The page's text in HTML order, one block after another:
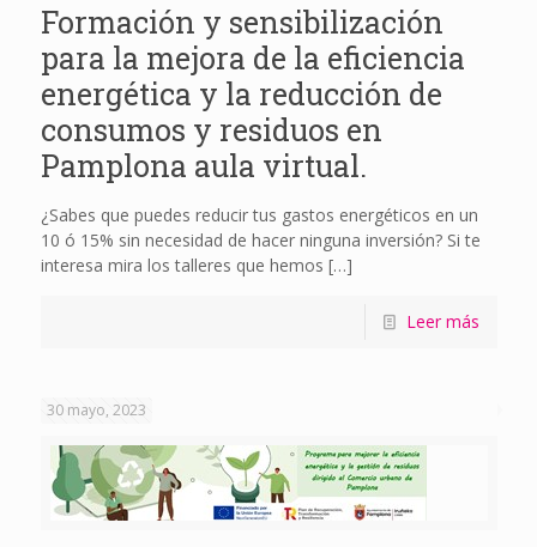
Formación y sensibilización
para la mejora de la eficiencia
energética y la reducción de
consumos y residuos en
Pamplona aula virtual.
¿Sabes que puedes reducir tus gastos energéticos en un
10 ó 15% sin necesidad de hacer ninguna inversión? Si te
interesa mira los talleres que hemos […]
Leer más
30 mayo, 2023